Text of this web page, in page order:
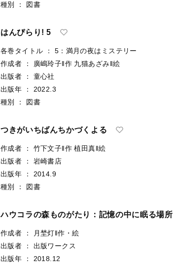
種別
： 図書
はんぴらり! 5
各巻タイトル ：
5：満月の夜はミステリー
作成者
： 廣嶋玲子‖作 九猫あざみ‖絵
出版者
：
童心社
出版年
：
2022.3
種別
： 図書
つきがいちばんちかづくよる
作成者 ： 竹下文子‖作 植田真‖絵
出版者
：
岩崎書店
出版年
：
2014.9
種別
： 図書
ハウコラの森ものがたり：記憶の中に眠る場所
作成者 ：
月埜灯‖作・絵
出版者
：
出版ワークス
出版年
：
2018.12